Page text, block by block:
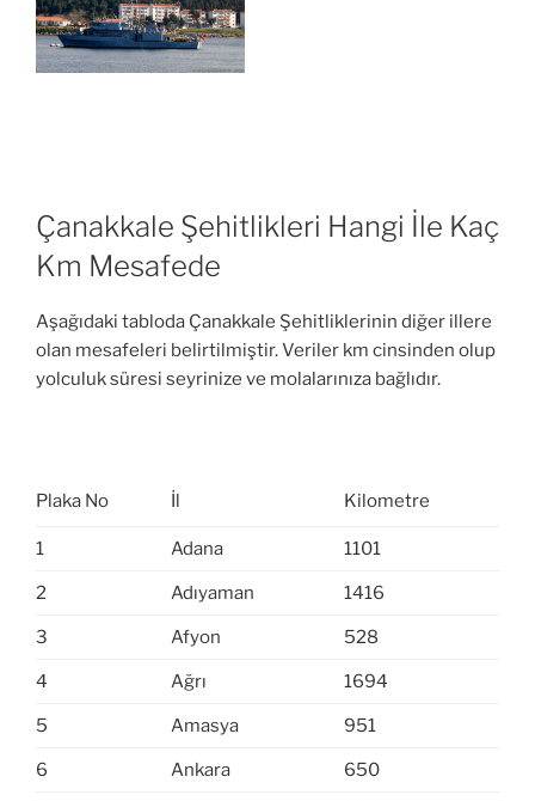
Çanakkale Şehitlikleri Hangi İle Kaç
Km Mesafede
Aşağıdaki tabloda Çanakkale Şehitliklerinin diğer illere
olan mesafeleri belirtilmiştir. Veriler km cinsinden olup
yolculuk süresi seyrinize ve molalarınıza bağlıdır.
Plaka No İl Kilometre
1 Adana 1101
2 Adıyaman 1416
3 Afyon 528
4 Ağrı 1694
5 Amasya 951
6 Ankara 650